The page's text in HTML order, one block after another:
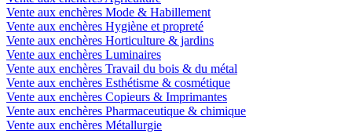
Vente aux enchères Mode & Habillement
Vente aux enchères Hygiène et propreté
Vente aux enchères Horticulture & jardins
Vente aux enchères Luminaires
Vente aux enchères Travail du bois & du métal
Vente aux enchères Esthétisme & cosmétique
Vente aux enchères Copieurs & Imprimantes
Vente aux enchères Pharmaceutique & chimique
Vente aux enchères Métallurgie